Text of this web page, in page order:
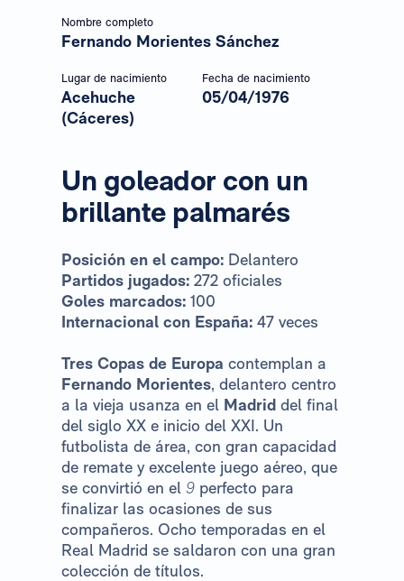
Nombre completo
Fernando Morientes Sánchez
Lugar de nacimiento
Acehuche
(Cáceres)
Fecha de nacimiento
05/04/1976
Un goleador con un
brillante palmarés
Posición en el campo: Delantero
Partidos jugados: 272 oficiales
Goles marcados: 100
Internacional con España: 47 veces
Tres Copas de Europa contemplan a
Fernando Morientes, delantero centro
a la vieja usanza en el Madrid del final
del siglo XX e inicio del XXI. Un
futbolista de área, con gran capacidad
de remate y excelente juego aéreo, que
se convirtió en el 9 perfecto para
finalizar las ocasiones de sus
compañeros. Ocho temporadas en el
Real Madrid se saldaron con una gran
colección de títulos.